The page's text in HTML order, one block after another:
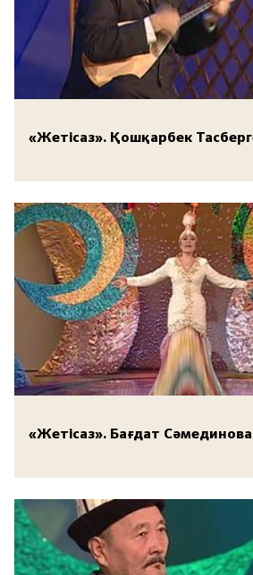
«Жетісаз». Қошқарбек
«Жетісаз». Бағдат Сәмединова